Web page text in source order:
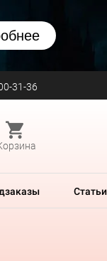
31-36
Статьи